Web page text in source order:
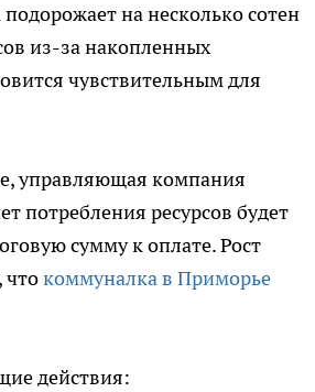
на несколько сотен
из-за накопленных
чувствительным для
управляющая компания
потребления ресурсов будет
сумму к оплате. Рост
чтокоммуналка в Приморье
действия: